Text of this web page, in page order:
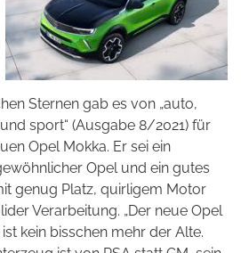
Sternen gab es von „auto,
sport“ (Ausgabe 8/2021) für
Opel Mokka. Er sei ein
Opel und ein gutes
genug Platz, quirligem Motor
Verarbeitung. „Der neue Opel
kein bisschen mehr der Alte.